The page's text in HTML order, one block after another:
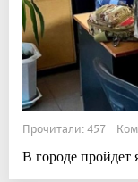
Прочитали: 457
В городе пройдет